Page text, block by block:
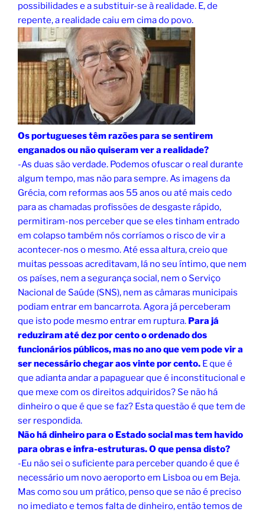
possibilidades e a substituir-se à realidade. E, de
repente, a realidade caiu em cima do povo.
Os portugueses têm razões para se sentirem
enganados ou não quiseram ver a realidade?
-As duas são verdade. Podemos ofuscar o real durante
algum tempo, mas não para sempre. As imagens da
Grécia, com reformas aos 55 anos ou até mais cedo
para as chamadas profissões de desgaste rápido,
permitiram-nos perceber que se eles tinham entrado
em colapso também nós corríamos o risco de vir a
acontecer-nos o mesmo. Até essa altura, creio que
muitas pessoas acreditavam, lá no seu íntimo, que nem
os países, nem a segurança social, nem o Serviço
Nacional de Saúde (SNS), nem as câmaras municipais
podiam entrar em bancarrota. Agora já perceberam
que isto pode mesmo entrar em ruptura. Para já
reduziram até dez por cento o ordenado dos
funcionários públicos, mas no ano que vem pode vir a
ser necessário chegar aos vinte por cento. E que é
que adianta andar a papaguear que é inconstitucional e
que mexe com os direitos adquiridos? Se não há
dinheiro o que é que se faz? Esta questão é que tem de
ser respondida.
Não há dinheiro para o Estado social mas tem havido
para obras e infra-estruturas. O que pensa disto?
-Eu não sei o suficiente para perceber quando é que é
necessário um novo aeroporto em Lisboa ou em Beja.
Mas como sou um prático, penso que se não é preciso
no imediato e temos falta de dinheiro, então temos de